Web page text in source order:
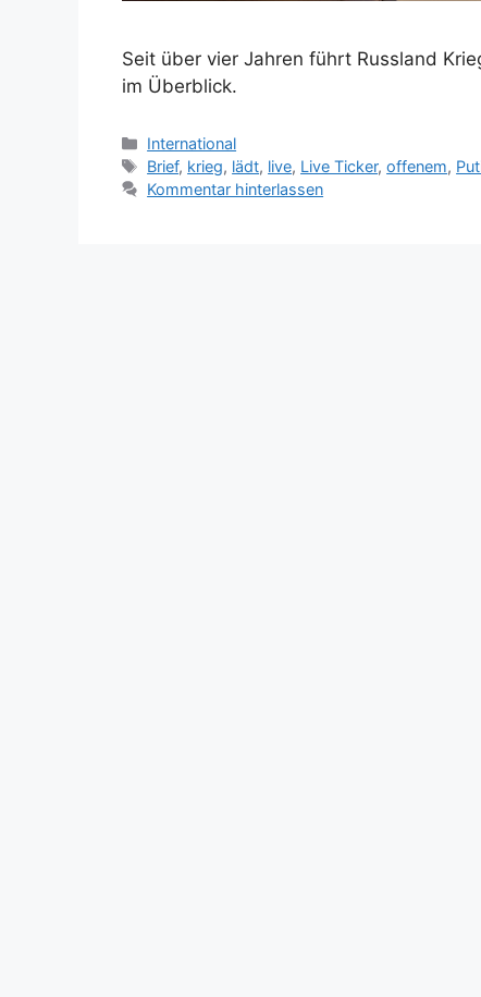
Seit über vier Jahren führt Russland
im Überblick.
Kategorien
International
Schlagwörter
Brief, krieg, lädt, live, Live Ticker,offenem,
Kommentar hinterlassen